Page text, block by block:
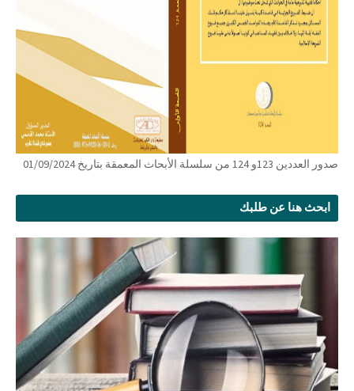
صدور العددين 123و 124 من سلسلة الأبحاث المعمقة بتاريخ 01/09/2024
ابحث هنا عن طلبك